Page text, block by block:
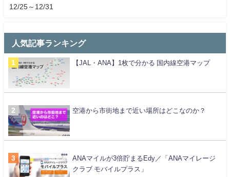
12/25～12/31
人気記事ランキング
【JAL・ANA】1枚で分かる 国内線空港マップ
空港から市街地まで近い場所はどこなのか？
ANAマイルが3倍貯まるEdy／「ANAマイレージ
クラブ モバイルプラス」